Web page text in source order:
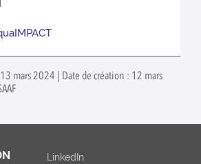
mars 2024 | Date de création : 12 mars
LinkedIn